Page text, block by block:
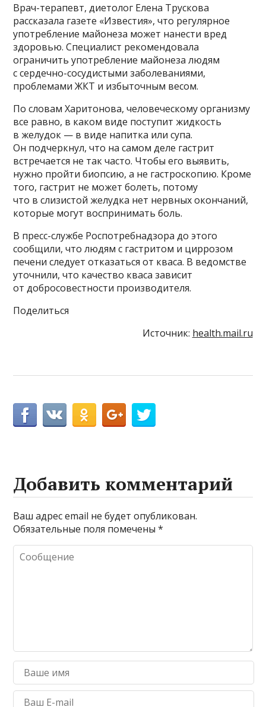
Врач-терапевт, диетолог Елена Трускова
рассказала газете «Известия», что регулярное
употребление майонеза может нанести вред
здоровью. Специалист рекомендовала
ограничить употребление майонеза людям
с сердечно-сосудистыми заболеваниями,
проблемами ЖКТ и избыточным весом.
По словам Харитонова, человеческому организму
все равно, в каком виде поступит жидкость
в желудок — в виде напитка или супа.
Он подчеркнул, что на самом деле гастрит
встречается не так часто. Чтобы его выявить,
нужно пройти биопсию, а не гастроскопию. Кроме
того, гастрит не может болеть, потому
что в слизистой желудка нет нервных окончаний,
которые могут воспринимать боль.
В пресс-службе Роспотребнадзора до этого
сообщили, что людям с гастритом и циррозом
печени следует отказаться от кваса. В ведомстве
уточнили, что качество кваса зависит
от добросовестности производителя.
Поделиться
Источник: health.mail.ru
Добавить комментарий
Ваш адрес email не будет опубликован.
Обязательные поля помечены*